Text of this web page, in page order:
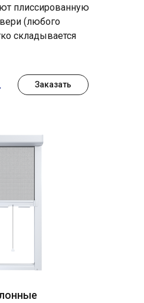
плиссированную
(любого
складывается
Заказать